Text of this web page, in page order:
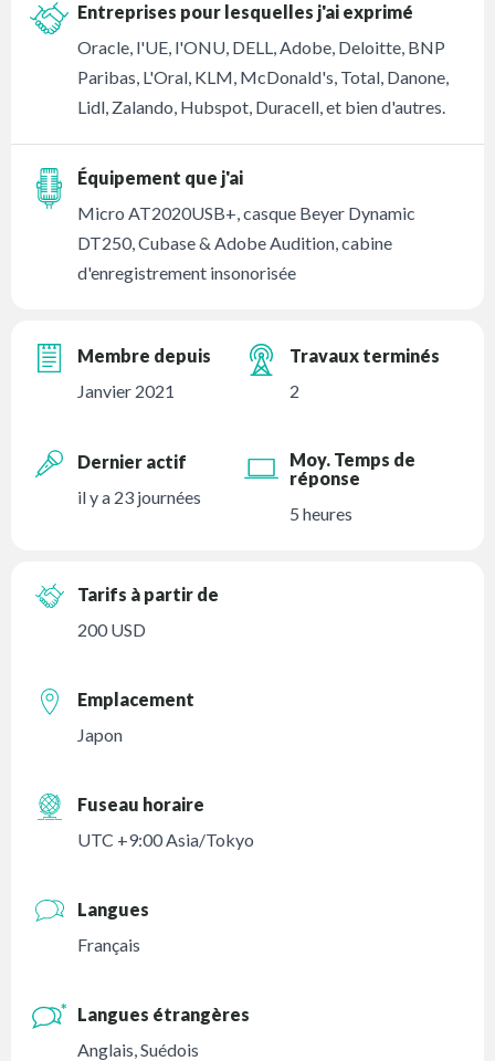
Entreprises pour lesquelles j'ai exprimé
Oracle, l'UE, l'ONU, DELL, Adobe, Deloitte, BNP
Paribas, L'Oral, KLM, McDonald's, Total, Danone,
Lidl, Zalando, Hubspot, Duracell, et bien d'autres.
Équipement que j'ai
Micro AT2020USB+, casque Beyer Dynamic
DT250, Cubase & Adobe Audition, cabine
d'enregistrement insonorisée
Membre depuis
Janvier 2021
Travaux terminés
2
Dernier actif
il y a 23 journées
Moy. Temps de
réponse
5 heures
Tarifs à partir de
200 USD
Emplacement
Japon
Fuseau horaire
UTC +9:00 Asia/Tokyo
Langues
Français
Langues étrangères
Anglais, Suédois